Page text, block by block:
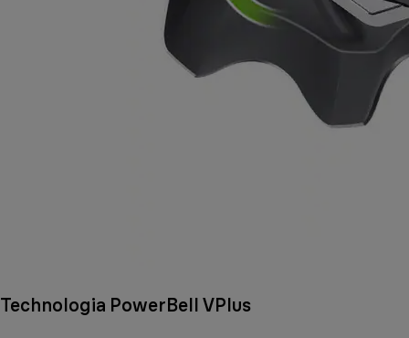
Technologia PowerBell VPlus